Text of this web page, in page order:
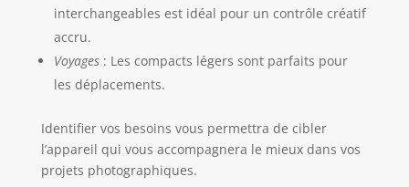
interchangeables est idéal pour un contrôle créatif
accru.
Voyages: Les compacts légers sont parfaits pour
les déplacements.
Identifier vos besoins vous permettra de cibler
l’appareil qui vous accompagnera le mieux dans vos
projets photographiques.